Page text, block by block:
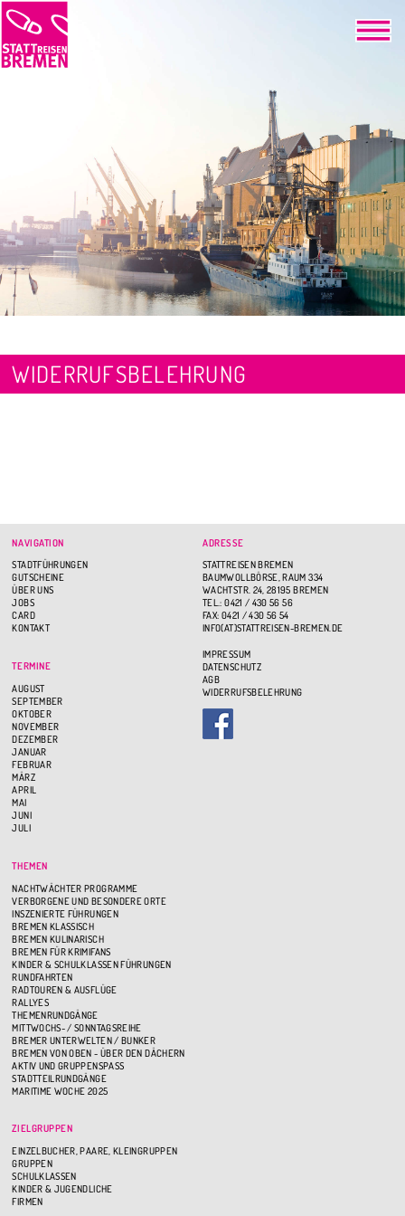
WIDERRUFSBELEHRUNG
NAVIGATION
STADTFÜHRUNGEN
GUTSCHEINE
ÜBER UNS
JOBS
CARD
KONTAKT
TERMINE
AUGUST
SEPTEMBER
OKTOBER
NOVEMBER
DEZEMBER
JANUAR
FEBRUAR
MÄRZ
APRIL
MAI
JUNI
JULI
THEMEN
NACHTWÄCHTER PROGRAMME
VERBORGENE UND BESONDERE ORTE
INSZENIERTE FÜHRUNGEN
BREMEN KLASSISCH
BREMEN KULINARISCH
BREMEN FÜR KRIMIFANS
KINDER & SCHULKLASSEN FÜHRUNGEN
RUNDFAHRTEN
RADTOUREN & AUSFLÜGE
RALLYES
THEMENRUNDGÄNGE
MITTWOCHS- / SONNTAGSREIHE
BREMER UNTERWELTEN / BUNKER
BREMEN VON OBEN - ÜBER DEN DÄCHERN
AKTIV UND GRUPPENSPASS
STADTTEILRUNDGÄNGE
MARITIME WOCHE 2025
ZIELGRUPPEN
EINZELBUCHER, PAARE, KLEINGRUPPEN
GRUPPEN
SCHULKLASSEN
KINDER & JUGENDLICHE
FIRMEN
ADRESSE
STATTREISEN BREMEN
BAUMWOLLBÖRSE, RAUM 334
WACHTSTR. 24, 28195 BREMEN
TEL.: 0421 / 430 56 56
FAX: 0421 / 430 56 54
INFO(AT)STATTREISEN-BREMEN.DE
IMPRESSUM
DATENSCHUTZ
AGB
WIDERRUFSBELEHRUNG